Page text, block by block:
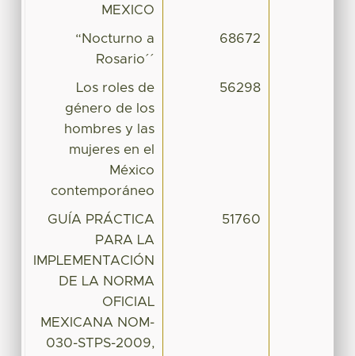
MEXICO
“Nocturno a
Rosario´´
68672
Los roles de
género de los
hombres y las
mujeres en el
México
contemporáneo
56298
GUÍA PRÁCTICA
PARA LA
IMPLEMENTACIÓN
DE LA NORMA
OFICIAL
MEXICANA NOM-
030-STPS-2009,
51760